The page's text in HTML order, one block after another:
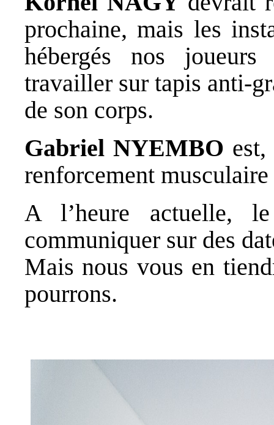
prochaine, mais les
hébergés nos joueurs
travailler sur tapis anti-
de son corps.
Gabriel NYEMBO
renforcement musculaire
A l’heure actuelle,
communiquer sur des
Mais nous vous en
pourrons.